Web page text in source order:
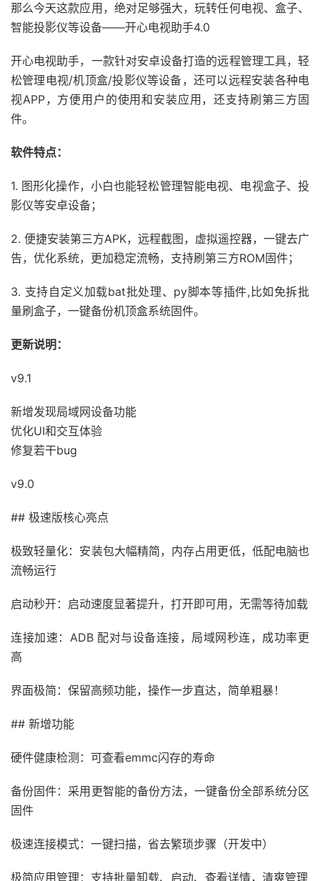
那么今天这款应用，绝对足够强大，玩转任何电视、盒子、
智能投影仪等设备——开心电视助手4.0
开心电视助手，一款针对安卓设备打造的远程管理工具，轻
松管理电视/机顶盒/投影仪等设备，还可以远程安装各种电
视APP，方便用户的使用和安装应用，还支持刷第三方固
件。
软件特点：
1. 图形化操作，小白也能轻松管理智能电视、电视盒子、投
影仪等安卓设备；
2. 便捷安装第三方APK，远程截图，虚拟遥控器，一键去广
告，优化系统，更加稳定流畅，支持刷第三方ROM固件；
3. 支持自定义加载bat批处理、py脚本等插件,比如免拆批
量刷盒子，一键备份机顶盒系统固件。
更新说明：
v9.1
新增发现局域网设备功能
优化UI和交互体验
修复若干bug
v9.0
## 极速版核心亮点
极致轻量化：安装包大幅精简，内存占用更低，低配电脑也
流畅运行
启动秒开：启动速度显著提升，打开即可用，无需等待加载
连接加速：ADB 配对与设备连接，局域网秒连，成功率更
高
界面极简：保留高频功能，操作一步直达，简单粗暴！
## 新增功能
硬件健康检测：可查看emmc闪存的寿命
备份固件：采用更智能的备份方法，一键备份全部系统分区
固件
极速连接模式：一键扫描，省去繁琐步骤（开发中）
极简应用管理：支持批量卸载、启动、查看详情，清爽管理